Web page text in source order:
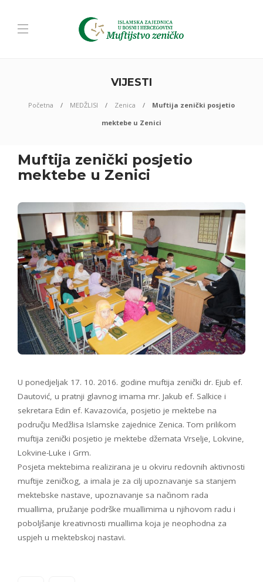
VIJESTI
Početna MEDŽLISI Zenica
Muftija zenički posjetio
mektebe u Zenici
Muftija zenički posjetio
mektebe u Zenici
U ponedjeljak 17. 10. 2016. godine muftija zenički dr. Ejub ef.
Dautović, u pratnji glavnog imama mr. Jakub ef. Salkice i
sekretara Edin ef. Kavazovića, posjetio je mektebe na
području Medžlisa Islamske zajednice Zenica. Tom prilikom
muftija zenički posjetio je mektebe džemata Vrselje, Lokvine,
Lokvine-Luke i Grm.
Posjeta mektebima realizirana je u okviru redovnih aktivnosti
muftije zeničkog, a imala je za cilj upoznavanje sa stanjem
mektebske nastave, upoznavanje sa načinom rada
muallima, pružanje podrške muallimima u njihovom radu i
poboljšanje kreativnosti muallima koja je neophodna za
uspjeh u mektebskoj nastavi.